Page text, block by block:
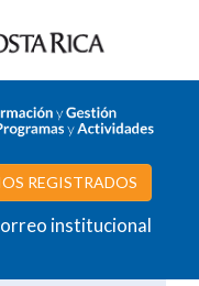
REGISTRADOS
institucional